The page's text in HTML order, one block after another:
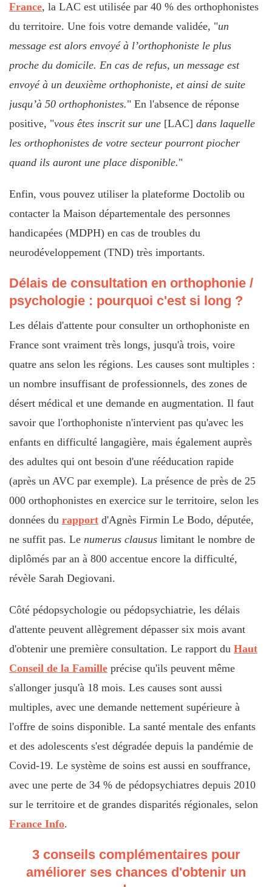
France, la LAC est utilisée par 40 % des orthophonistes
du territoire. Une fois votre demande validée, "un
message est alors envoyé à l’orthophoniste le plus
proche du domicile. En cas de refus, un message est
envoyé à un deuxième orthophoniste, et ainsi de suite
jusqu’à 50 orthophonistes." En l'absence de réponse
positive, "vous êtes inscrit sur une [LAC] dans laquelle
les orthophonistes de votre secteur pourront piocher
quand ils auront une place disponible."
Enfin, vous pouvez utiliser la plateforme Doctolib ou
contacter la Maison départementale des personnes
handicapées (MDPH) en cas de troubles du
neurodéveloppement (TND) très importants.
Délais de consultation en orthophonie /
psychologie : pourquoi c'est si long ?
Les délais d'attente pour consulter un orthophoniste en
France sont vraiment très longs, jusqu'à trois, voire
quatre ans selon les régions. Les causes sont multiples :
un nombre insuffisant de professionnels, des zones de
désert médical et une demande en augmentation. Il faut
savoir que l'orthophoniste n'intervient pas qu'avec les
enfants en difficulté langagière, mais également auprès
des adultes qui ont besoin d'une rééducation rapide
(après un AVC par exemple). La présence de près de 25
000 orthophonistes en exercice sur le territoire, selon les
données du rapport d'Agnès Firmin Le Bodo, députée,
ne suffit pas. Le numerus clausus limitant le nombre de
diplômés par an à 800 accentue encore la difficulté,
révèle Sarah Degiovani.
Côté pédopsychologie ou pédopsychiatrie, les délais
d'attente peuvent allègrement dépasser six mois avant
d'obtenir une première consultation. Le rapport du Haut
Conseil de la Famille précise qu'ils peuvent même
s'allonger jusqu'à 18 mois. Les causes sont aussi
multiples, avec une demande nettement supérieure à
l'offre de soins disponible. La santé mentale des enfants
et des adolescents s'est dégradée depuis la pandémie de
Covid-19. Le système de soins est aussi en souffrance,
avec une perte de 34 % de pédopsychiatres depuis 2010
sur le territoire et de grandes disparités régionales, selon
France Info.
3 conseils complémentaires pour
améliorer ses chances d'obtenir un